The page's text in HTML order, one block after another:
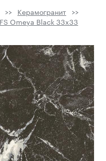
Керамогранит
FS Omeya Black 33x33